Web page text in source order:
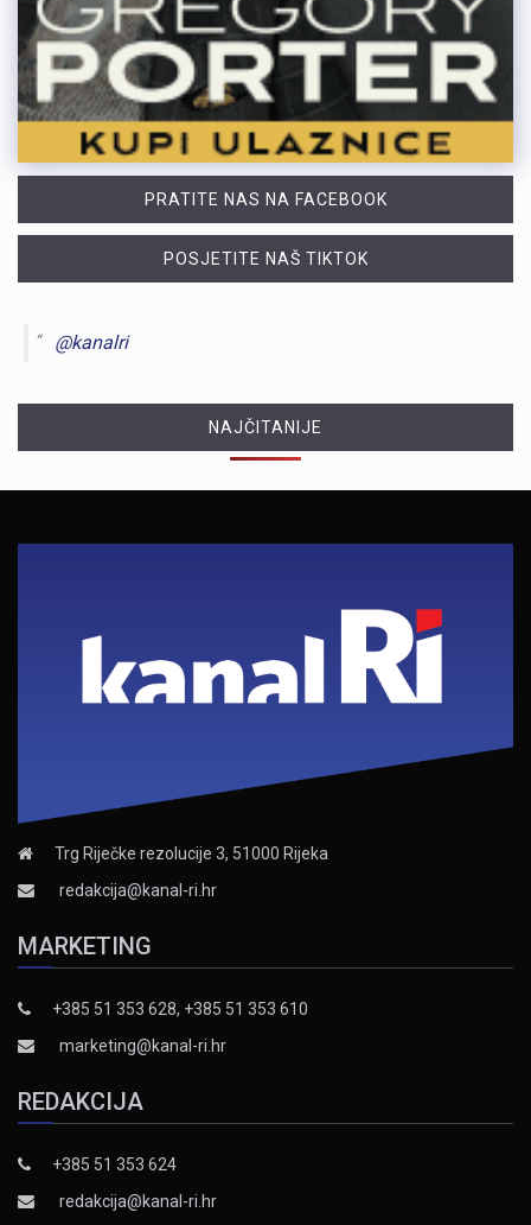
PRATITE NAS NA FACEBOOK
POSJETITE NAŠ TIKTOK
@kanalri
NAJČITANIJE
Trg Riječke rezolucije 3, 51000 Rijeka
redakcija@kanal-ri.hr
MARKETING
+385 51 353 628, +385 51 353 610
marketing@kanal-ri.hr
REDAKCIJA
+385 51 353 624
redakcija@kanal-ri.hr